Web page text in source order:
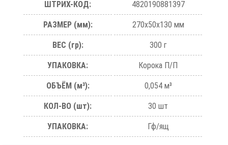
ШТРИХ-КОД: 4820190881397
РАЗМЕР (мм): 270х50х130 мм
ВЕС (гр): 300 г
УПАКОВКА: Корока П/П
ОБЪЁМ (м³): 0,054 м³
КОЛ-ВО (шт): 30 шт
УПАКОВКА: Гф/ящ